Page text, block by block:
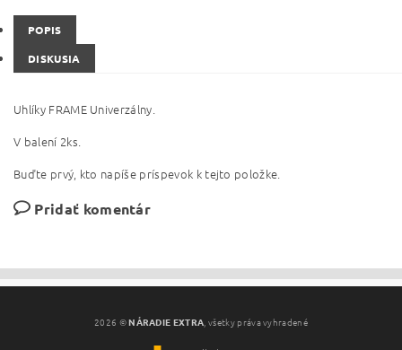
POPIS
DISKUSIA
Uhlíky FRAME Univerzálny.
V balení 2ks.
Buďte prvý, kto napíše príspevok k tejto položke.
Pridať komentár
2026 ©NÁRADIE EXTRA, všetky práva vyhradené